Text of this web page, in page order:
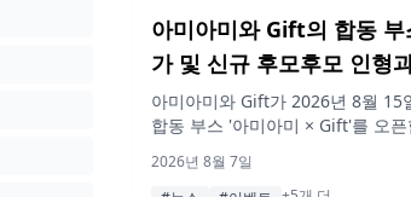
아미아미와 Gift의 합동
가 및 신규 후모후모 인형
아미아미와 Gift가 2026년 8월 15
합동 부스 '아미아미 × Gift'를 오
미리 선보이며, 아미코짱 우마이봉
2026년 8월 7일